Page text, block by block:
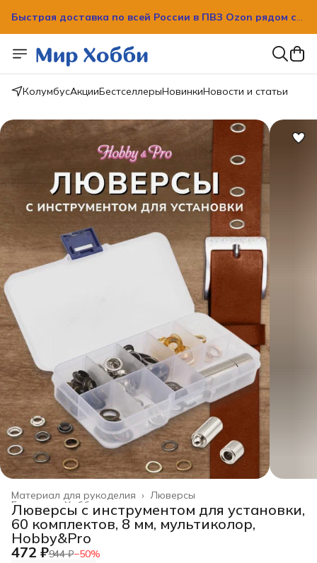
Быстрая доставка по всей России в ПВЗ Ozon рядом с
вашим домом!
Быстрая доставка по всей России в ПВЗ Ozon рядом с
вашим домом!
КолумбусАкцииБестселлерыНовинкиНовости и статьи
Люверсы
Материал для рукоделия ›
Хобби и творчество ›
Главная ›
Люверсы с инструментом для установки,
60 комплектов, 8 мм, мультиколор,
Hobby&Pro
472 ₽944 ₽−50%